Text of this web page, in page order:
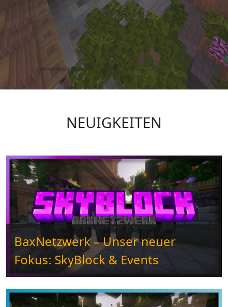
NEUIGKEITEN
BaxNetzwerk – Unser neuer
Fokus: SkyBlock & Events